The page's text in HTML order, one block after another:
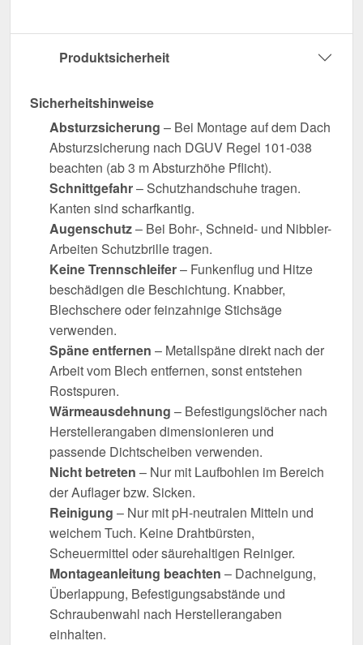
Produktsicherheit
Sicherheitshinweise
Absturzsicherung – Bei Montage auf dem Dach
Absturzsicherung nach DGUV Regel 101-038
beachten (ab 3 m Absturzhöhe Pflicht).
Schnittgefahr– Schutzhandschuhe tragen.
Kanten sind scharfkantig.
Augenschutz– Bei Bohr-, Schneid- und Nibbler-
Arbeiten Schutzbrille tragen.
Keine Trennschleifer– Funkenflug und Hitze
beschädigen die Beschichtung. Knabber,
Blechschere oder feinzahnige Stichsäge
verwenden.
Späne entfernen – Metallspäne direkt nach der
Arbeit vom Blech entfernen, sonst entstehen
Rostspuren.
Wärmeausdehnung – Befestigungslöcher nach
Herstellerangaben dimensionieren und
passende Dichtscheiben verwenden.
Nicht betreten – Nur mit Laufbohlen im Bereich
der Auflager bzw. Sicken.
Reinigung – Nur mit pH-neutralen Mitteln und
weichem Tuch. Keine Drahtbürsten,
Scheuermittel oder säurehaltigen Reiniger.
Montageanleitung beachten – Dachneigung,
Überlappung, Befestigungsabstände und
Schraubenwahl nach Herstellerangaben
einhalten.